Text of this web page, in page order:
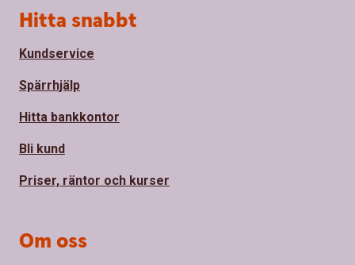
Sidfot
Hitta snabbt
Kundservice
Spärrhjälp
Hitta bankkontor
Bli kund
Priser, räntor och kurser
Om oss